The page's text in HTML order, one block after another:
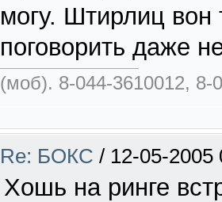
могу. Штирлиц вон
поговорить даже
(моб). 8-044-3610012, 8-
Re: БОКС / 12-05-2005
Хошь на ринге